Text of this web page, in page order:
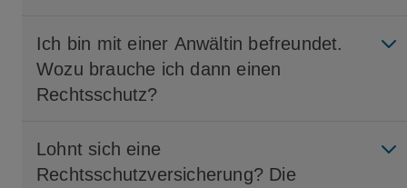
Ich bin mit einer Anwältin befreundet.
Wozu brauche ich dann einen
Rechtsschutz?
Lohnt sich eine
Rechtsschutzversicherung? Die